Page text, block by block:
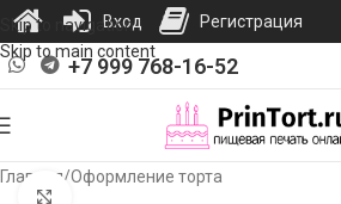
Skip to navigation
Skip to main content
+7 999 768-16-52
Главная/Оформление торта
Вход Регистрация